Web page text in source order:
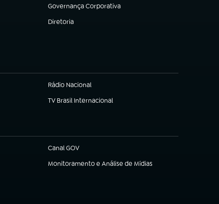
Governança Corporativa
(abre em nova aba)
Diretoria
(abre em nova aba)
Rádio Nacional
TV Brasil Internacional
(abre em nova aba)
Canal GOV
(abre em nova aba)
Monitoramento e Análise de Mídias
(abre em nova aba)